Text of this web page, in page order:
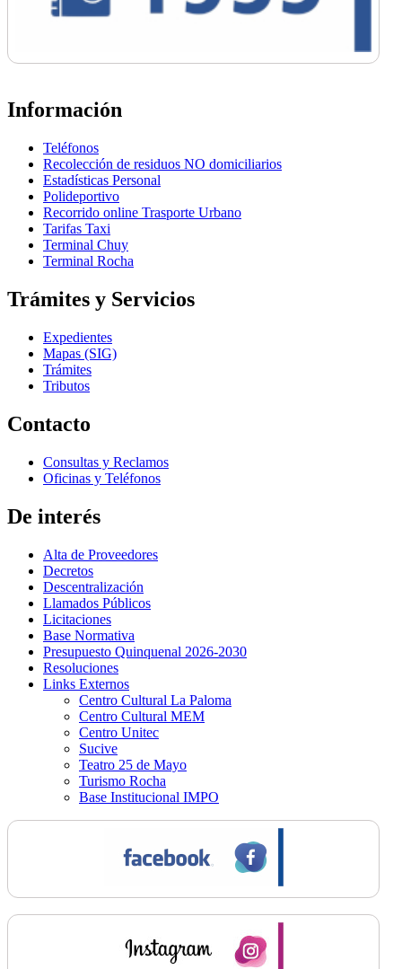
Información
Teléfonos
Recolección de residuos NO domiciliarios
Estadísticas Personal
Polideportivo
Recorrido online Trasporte Urbano
Tarifas Taxi
Terminal Chuy
Terminal Rocha
Trámites y Servicios
Expedientes
Mapas (SIG)
Trámites
Tributos
Contacto
Consultas y Reclamos
Oficinas y Teléfonos
De interés
Alta de Proveedores
Decretos
Descentralización
Llamados Públicos
Licitaciones
Base Normativa
Presupuesto Quinquenal 2026-2030
Resoluciones
Links Externos
Centro Cultural La Paloma
Centro Cultural MEM
Centro Unitec
Sucive
Teatro 25 de Mayo
Turismo Rocha
Base Institucional IMPO